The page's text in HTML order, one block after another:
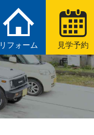
リフォーム 見学予約